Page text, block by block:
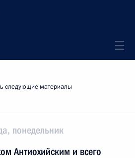
следующие материалы
понедельник
Антиохийским и всего